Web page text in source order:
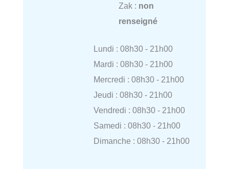
Zak : non
renseigné
Lundi : 08h30 - 21h00
Mardi : 08h30 - 21h00
Mercredi : 08h30 - 21h00
Jeudi : 08h30 - 21h00
Vendredi : 08h30 - 21h00
Samedi : 08h30 - 21h00
Dimanche : 08h30 - 21h00